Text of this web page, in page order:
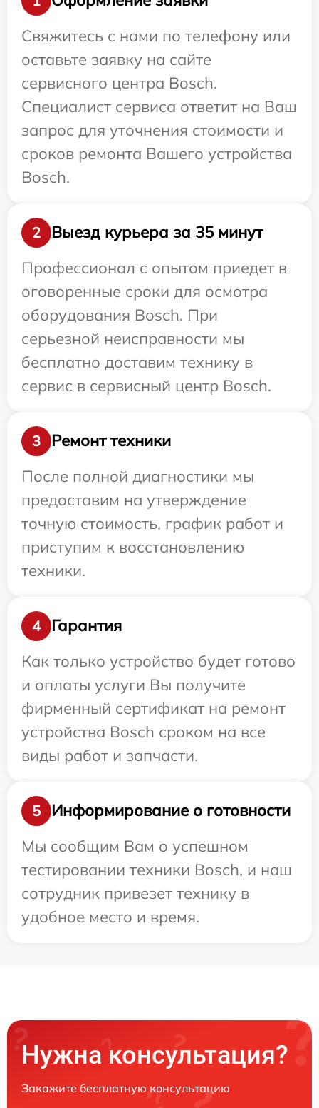
Свяжитесь с нами по телефону или
оставьте заявку на сайте
сервисного центра Bosch.
Специалист сервиса ответит на Ваш
запрос для уточнения стоимости и
сроков ремонта Вашего устройства
Bosch.
2
Выезд курьера за 35 минут
Профессионал с опытом приедет в
оговоренные сроки для осмотра
оборудования Bosch. При
серьезной неисправности мы
бесплатно доставим технику в
сервис в сервисный центр Bosch.
3
Ремонт техники
После полной диагностики мы
предоставим на утверждение
точную стоимость, график работ и
приступим к восстановлению
техники.
4
Гарантия
Как только устройство будет готово
и оплаты услуги Вы получите
фирменный сертификат на ремонт
устройства Bosch сроком на все
виды работ и запчасти.
5
Информирование о готовности
Мы сообщим Вам о успешном
тестировании техники Bosch, и наш
сотрудник привезет технику в
удобное место и время.
Нужна консультация?
Закажите бесплатную консультацию